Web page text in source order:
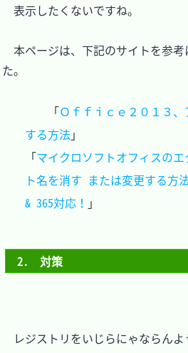
表示したくないですね。
本ページは、下記のサイトを参
た。
	「
Ｏｆｆｉｃｅ２０１３
する方法」
「マイクロソフトオフィスの
ト名を消す または変更する方
& 365対応！
2.　対策
レジストリをいじらにゃならんよ